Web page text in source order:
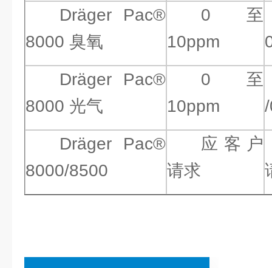
Dräger Pac®
8000 臭氧
0 至
10ppm
Dräger Pac®
8000 光气
0 至
10ppm
Dräger Pac®
8000/8500
应客户
请求